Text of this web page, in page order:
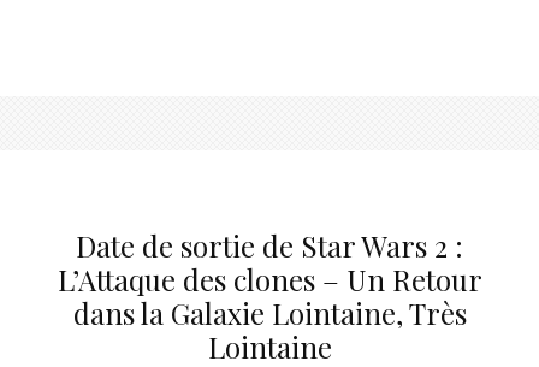
Date de sortie de Star Wars 2 :
L’Attaque des clones – Un Retour
dans la Galaxie Lointaine, Très
Lointaine